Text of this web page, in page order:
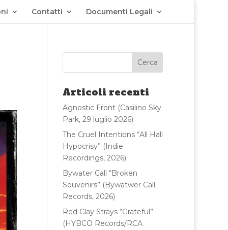
Contatti Documenti Legali
Articoli recenti
Agnostic Front (Casilino Sky
Park, 29 luglio 2026)
The Cruel Intentions “All Hall
Hypocrisy” (Indie
Recordings, 2026)
Bywater Call “Broken
Souvenirs” (Bywatwer Call
Records, 2026)
Red Clay Strays “Grateful”
(HYBCO Records/RCA